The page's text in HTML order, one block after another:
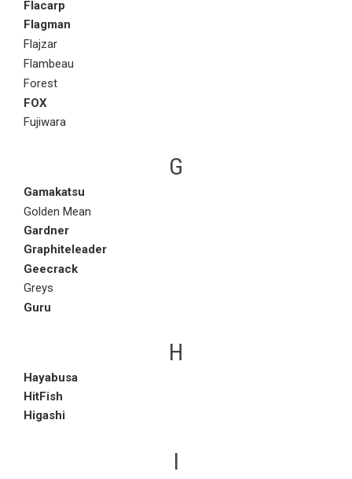
Flacarp
Flagman
Flajzar
Flambeau
Forest
FOX
Fujiwara
G
Gamakatsu
Golden Mean
Gardner
Graphiteleader
Geecrack
Greys
Guru
H
Hayabusa
HitFish
Higashi
I